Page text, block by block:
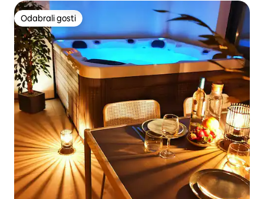
Odabrali gosti
Odabrali gosti